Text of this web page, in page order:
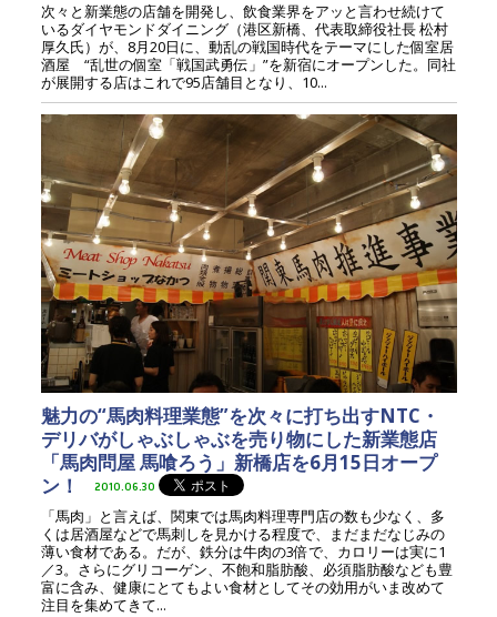
次々と新業態の店舗を開発し、飲食業界をアッと言わせ続けて
いるダイヤモンドダイニング（港区新橋、代表取締役社長 松村
厚久氏）が、8月20日に、動乱の戦国時代をテーマにした個室居
酒屋 “乱世の個室「戦国武勇伝」”を新宿にオープンした。同社
が展開する店はこれで95店舗目となり、10...
魅力の“馬肉料理業態”を次々に打ち出すNTC・
デリバがしゃぶしゃぶを売り物にした新業態店
「馬肉問屋 馬喰ろう」新橋店を6月15日オープ
ン！
2010.06.30
「馬肉」と言えば、関東では馬肉料理専門店の数も少なく、多
くは居酒屋などで馬刺しを見かける程度で、まだまだなじみの
薄い食材である。だが、鉄分は牛肉の3倍で、カロリーは実に1
／3。さらにグリコーゲン、不飽和脂肪酸、必須脂肪酸なども豊
富に含み、健康にとてもよい食材としてその効用がいま改めて
注目を集めてきて...